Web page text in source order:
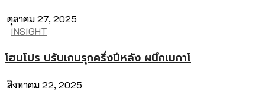
ตุลาคม 27, 2025
INSIGHT
โฮมโปร ปรับเกมรุกครึ่งปีหลัง ผนึกเมกาโ
สิงหาคม 22, 2025